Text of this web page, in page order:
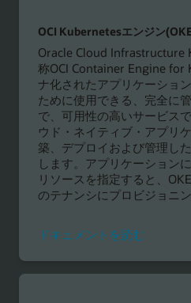
OCI Kubernetesエンジン
Oracle Cloud Infrastructure
称OCI Container Engine for
ナ化されたアプリケーショ
ために使用できる、完全に
で、可用性の高いサービス
ウド・ネイティブ・アプリ
築、デプロイおよび管理し
します。アプリケーション
リソースを指定すると、
のテナンシにプロビジョニン
ドキュメントを読むド
ュ